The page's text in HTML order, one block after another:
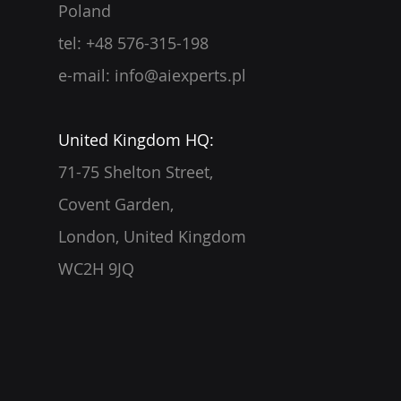
Poland
tel: +48 576-315-198
e-mail: info@aiexperts.pl
United Kingdom HQ:
71-75 Shelton Street,
Covent Garden,
London, United Kingdom
WC2H 9JQ